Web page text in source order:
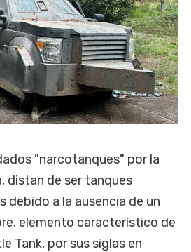
"narcotanques" por la
distan de ser tanques
debido a la ausencia de un
elemento característico de
Tank, por sus siglas en